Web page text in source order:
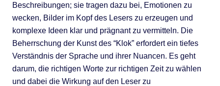
Beschreibungen; sie tragen dazu bei, Emotionen zu
wecken, Bilder im Kopf des Lesers zu erzeugen und
komplexe Ideen klar und prägnant zu vermitteln. Die
Beherrschung der Kunst des “Klok” erfordert ein tiefes
Verständnis der Sprache und ihrer Nuancen. Es geht
darum, die richtigen Worte zur richtigen Zeit zu wählen
und dabei die Wirkung auf den Leser zu